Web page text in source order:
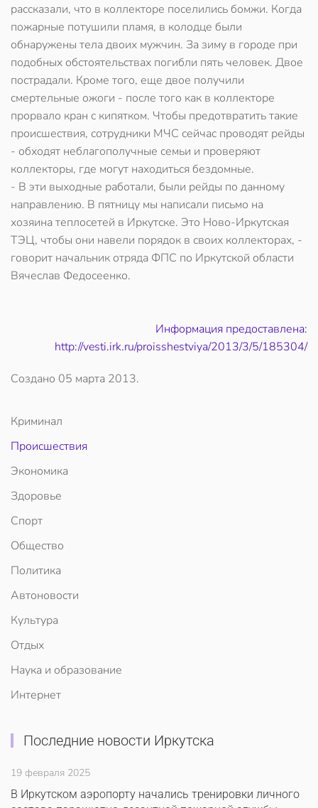
рассказали, что в коллекторе поселились бомжи. Когда
пожарные потушили пламя, в колодце были
обнаружены тела двоих мужчин. За зиму в городе при
подобных обстоятельствах погибли пять человек. Двое
пострадали. Кроме того, еще двое получили
смертельные ожоги - после того как в коллекторе
прорвало кран с кипятком. Чтобы предотвратить такие
происшествия, сотрудники МЧС сейчас проводят рейды
- обходят неблагополучные семьи и проверяют
коллекторы, где могут находиться бездомные.
- В эти выходные работали, были рейды по данному
направлению. В пятницу мы написали письмо на
хозяина теплосетей в Иркутске. Это Ново-Иркутская
ТЭЦ, чтобы они навели порядок в своих коллекторах, -
говорит начальник отряда ФПС по Иркутской области
Вячеслав Федосеенко.
Информация предоставлена:
http://vesti.irk.ru/proisshestviya/2013/3/5/185304/
Создано 05 марта 2013.
Криминал
Происшествия
Экономика
Здоровье
Спорт
Общество
Политика
Автоновости
Культура
Отдых
Наука и образование
Интернет
Последние новости Иркутска
19 февраля 2025
В Иркутском аэропорту начались тренировки личного